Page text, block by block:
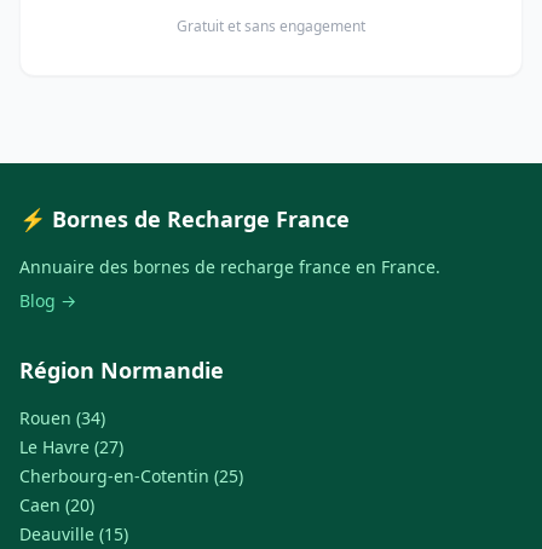
Gratuit et sans engagement
⚡ Bornes de Recharge France
Annuaire des bornes de recharge france en France.
Blog →
Région Normandie
Rouen (34)
Le Havre (27)
Cherbourg-en-Cotentin (25)
Caen (20)
Deauville (15)